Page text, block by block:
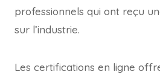
professionnels qui ont reçu
sur l’industrie.
Les certifications en ligne